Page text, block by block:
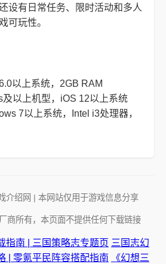
设有日常任务、限时活动和多人
可玩性。
以上系统，2GB RAM
及以上机型，iOS 12以上系统
7以上系统，Intel i3处理器，
介绍网 | 本网站仅用于游戏信息分享
商所有，本页面不提供任何下载链接
指南 | 三国策略志专题页 三国志幻
| 零氪平民阵容搭配指南
《幻想三